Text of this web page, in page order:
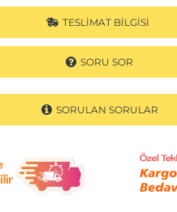
TESLIMAT BILGISI
SORU SOR
SORULAN SORULAR